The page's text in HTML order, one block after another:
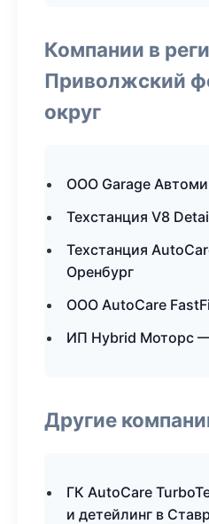
Компании в
Приволжский
округ
ООО Garage
Техстанция V8
Техстанция
Оренбург
ООО AutoCare
ИП Hybrid Моторс
Другие
ГК AutoCare
и детейлинг в